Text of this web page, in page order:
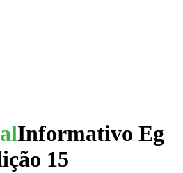
Informativo Eg
15